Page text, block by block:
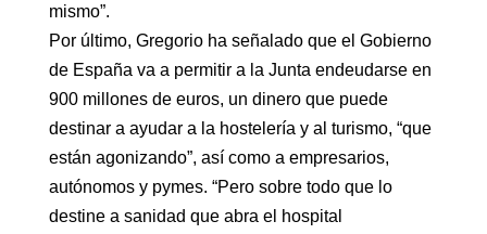
mismo”.
Por último, Gregorio ha señalado que el Gobierno
de España va a permitir a la Junta endeudarse en
900 millones de euros, un dinero que puede
destinar a ayudar a la hostelería y al turismo, “que
están agonizando”, así como a empresarios,
autónomos y pymes. “Pero sobre todo que lo
destine a sanidad que abra el hospital